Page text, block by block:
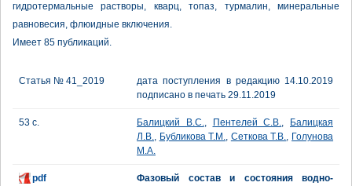
гидротермальные растворы, кварц, топаз, турмалин, минеральные
равновесия, флюидные включения.
Имеет 85 публикаций.
Статья № 41_2019
дата поступления в редакцию 14.10.2019
подписано в печать 29.11.2019
53 с. Балицкий В.С., Пентелей С.В.,
Балицкая
Л.В., Бубликова Т.М., Сеткова Т.В., Голунова
М.А.
pdf
Фазовый состав и состояния водно-